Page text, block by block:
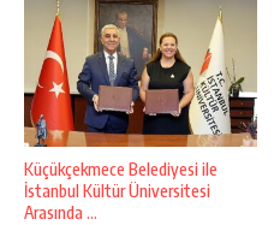
Küçükçekmece Belediyesi ile
İstanbul Kültür Üniversitesi
Arasında ...